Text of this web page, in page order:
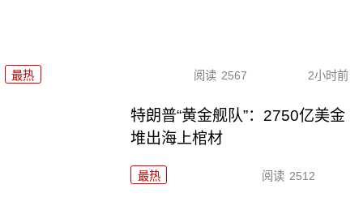
最热 阅读 2567 2小时前
特朗普“黄金舰队”：2750亿美金
堆出海上棺材
最热 阅读 2512